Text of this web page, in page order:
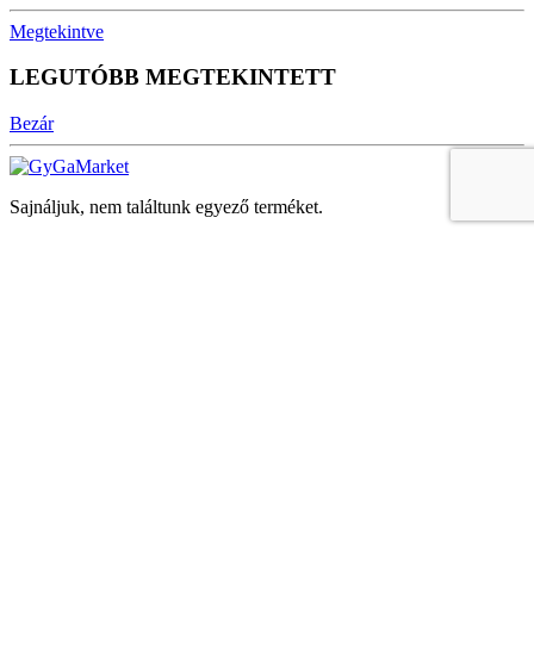
Megtekintve
LEGUTÓBB MEGTEKINTETT
Bezár
Sajnáljuk, nem találtunk egyező terméket.